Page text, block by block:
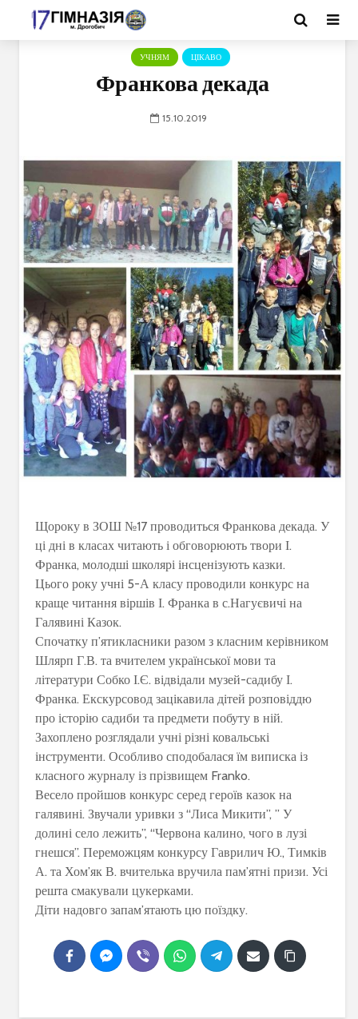
УЧНЯМ ЦІКАВО
Франкова декада
15.10.2019
Щороку в ЗОШ №17 проводиться Франкова декада. У
ці дні в класах читають і обговорюють твори І.
Франка, молодші школярі інсценізують казки.
Цього року учні 5-А класу проводили конкурс на
краще читання віршів І. Франка в с.Нагуєвичі на
Галявині Казок.
Спочатку п’ятикласники разом з класним керівником
Шлярп Г.В. та вчителем української мови та
літератури Собко І.Є. відвідали музей-садибу І.
Франка. Екскурсовод зацікавила дітей розповіддю
про історію садиби та предмети побуту в ній.
Захоплено розглядали учні різні ковальські
інструменти. Особливо сподобалася їм виписка із
класного журналу із прізвищем Franko.
Весело пройшов конкурс серед героїв казок на
галявині. Звучали уривки з “Лиса Микити”, ” У
долині село лежить”, “Червона калино, чого в лузі
гнешся”. Переможцям конкурсу Гаврилич Ю., Тимків
А. та Хом’як В. вчителька вручила пам’ятні призи. Усі
решта смакували цукерками.
Діти надовго запам’ятають цю поїздку.